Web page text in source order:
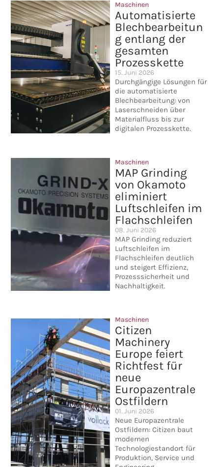
Maschinen
Automatisierte
Blechbearbeitun
g entlang der
gesamten
Prozesskette
15. Juni 2026
Durchgängige Lösungen für
die automatisierte
Blechbearbeitung: von
Laserschneiden über
Materialfluss bis zur
digitalen Prozesskette.
Maschinen
MAP Grinding
von Okamoto
eliminiert
Luftschleifen im
Flachschleifen
08. Juni 2026
MAP Grinding reduziert
Luftschleifen im
Flachschleifen deutlich
und steigert Effizienz,
Prozesssicherheit und
Nachhaltigkeit.
Maschinen
Citizen
Machinery
Europe feiert
Richtfest für
neue
Europazentrale
Ostfildern
01. Juni 2026
Neue Europazentrale
Ostfildern: Citizen baut
modernen
Technologiestandort für
Produktion, Service und